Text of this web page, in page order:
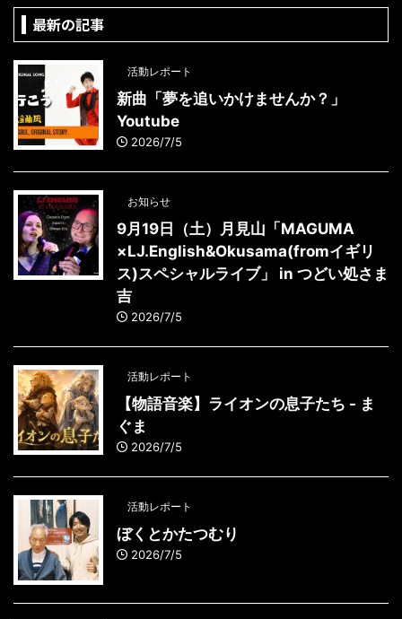
最新の記事
活動レポート
新曲「夢を追いかけませんか？」
Youtube
2026/7/5
お知らせ
9月19日（土）月見山「MAGUMA
×LJ.English&Okusama(fromイギリ
ス)スペシャルライブ」 in つどい処さま
吉
2026/7/5
活動レポート
【物語音楽】ライオンの息子たち - ま
ぐま
2026/7/5
活動レポート
ぼくとかたつむり
2026/7/5